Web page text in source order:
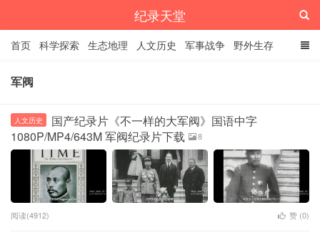
纪录天堂
首页 科学探索 生态地理 人文历史 军事战争 野外生存
经典纪录
军阀
人文历史
国产纪录片《不一样的大军阀》国语中字
1080P/MP4/643M 军阀纪录片下载
8
阅读(4912) 赞 (0)